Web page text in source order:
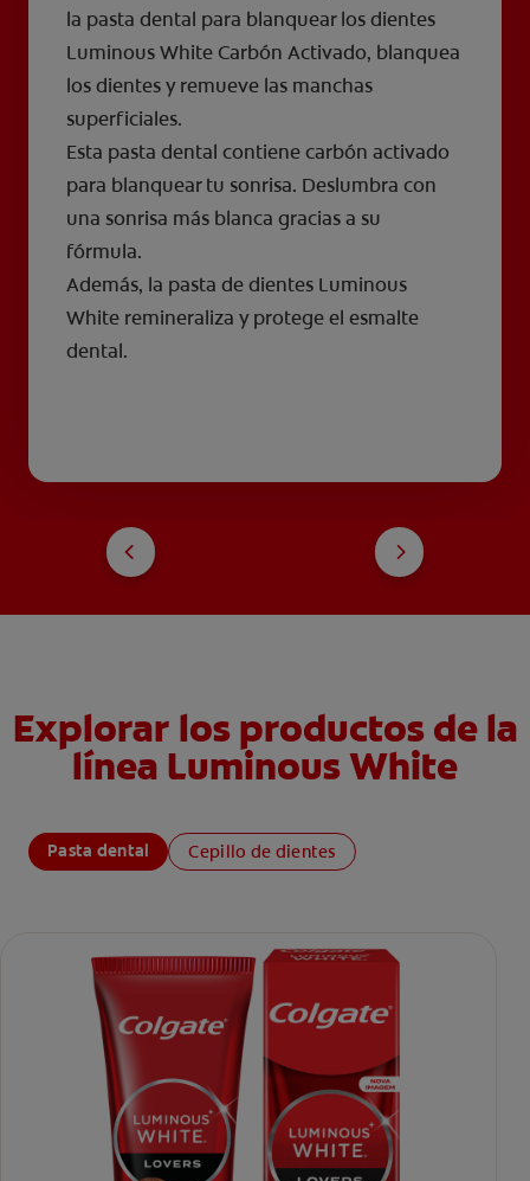
la pasta dental para blanquear los dientes
Luminous White Carbón Activado, blanquea
los dientes y remueve las manchas
superficiales.
Esta pasta dental contiene carbón activado
para blanquear tu sonrisa. Deslumbra con
una sonrisa más blanca gracias a su
fórmula.
Además, la pasta de dientes Luminous
White remineraliza y protege el esmalte
dental.
Explorar los productos de la
línea Luminous White
Pasta dental Cepillo de dientes